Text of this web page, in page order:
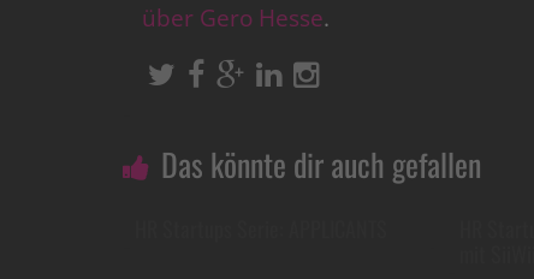
über Gero Hesse.
Das könnte dir auch gefallen